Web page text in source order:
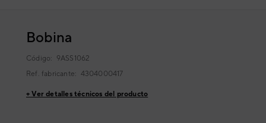
Bobina
Código: 9ASS1062
Ref. fabricante: 4304000417
+ Ver detalles técnicos del producto